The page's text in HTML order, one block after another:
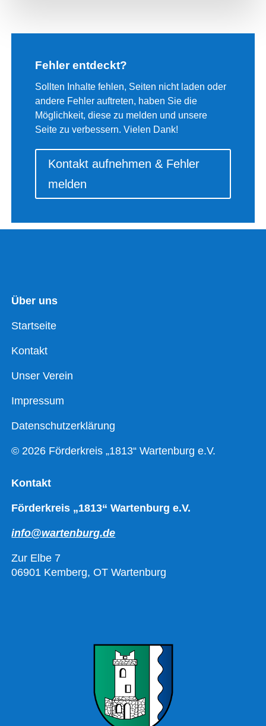
Fehler entdeckt?
Sollten Inhalte fehlen, Seiten nicht laden oder
andere Fehler auftreten, haben Sie die
Möglichkeit, diese zu melden und unsere
Seite zu verbessern. Vielen Dank!
Kontakt aufnehmen & Fehler
melden
Über uns
Startseite
Kontakt
Unser Verein
Impressum
Datenschutzerklärung
© 2026 Förderkreis „1813“ Wartenburg e.V.
Kontakt
Förderkreis „1813“ Wartenburg e.V.
info@wartenburg.de
Zur Elbe 7
06901 Kemberg, OT Wartenburg